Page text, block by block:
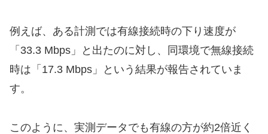
例えば、ある計測では有線接続時の下り速度が
「33.3 Mbps」と出たのに対し、同環境で無線接続
時は「17.3 Mbps」という結果が報告されていま
す。
このように、実測データでも有線の方が約2倍近く